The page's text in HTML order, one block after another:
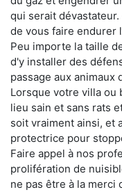
qui serait
de vous faire endurer
Peu importe la taille
d'y installer des
passage aux animaux
Lorsque votre villa ou
lieu sain et sans rats
soit vraiment ainsi, et
protectrice pour
Faire appel à nos
prolifération de
ne pas être à la merci